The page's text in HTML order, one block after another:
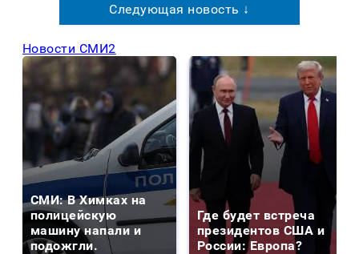
Следующая новость ↓
Новости СМИ2
СМИ: В Химках на
полицейскую
машину напали и
подожгли.
Где будет встреча
президентов США и
России: Европа?